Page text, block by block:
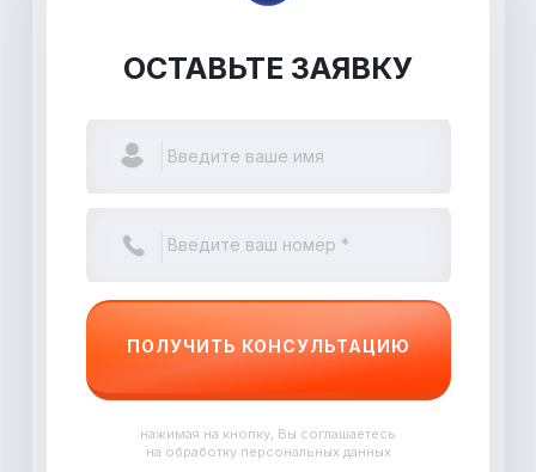
ОСТАВЬТЕ ЗАЯВКУ
ПОЛУЧИТЬ КОНСУЛЬТАЦИЮ
нажимая на кнопку, Вы соглашаетесь
на обработку персональных данных